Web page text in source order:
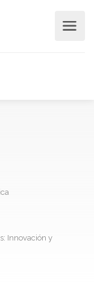
Innovación y